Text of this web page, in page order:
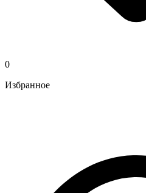
0
Избранное